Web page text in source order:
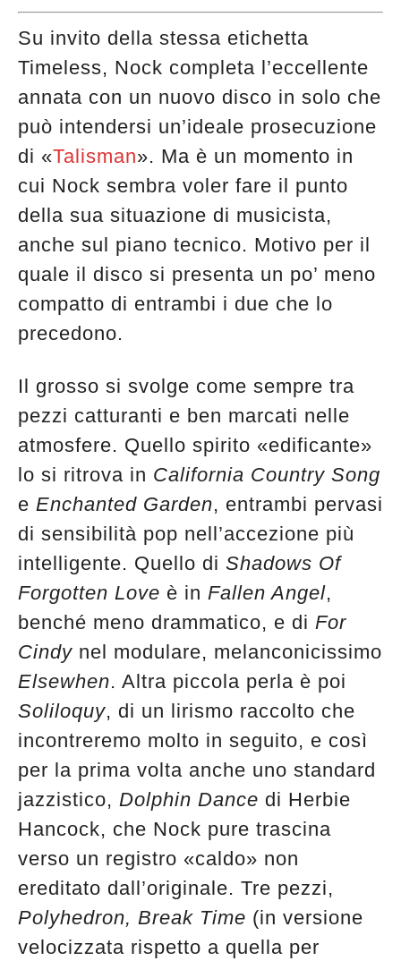
Musica Jazz di luglio 2026 è in
Su invito della stessa etichetta
Timeless, Nock completa l’eccellente
annata con un nuovo disco in solo che
può intendersi un’ideale prosecuzione
di «Talisman». Ma è un momento in
cui Nock sembra voler fare il punto
della sua situazione di musicista,
anche sul piano tecnico. Motivo per il
quale il disco si presenta un po’ meno
compatto di entrambi i due che lo
precedono.
Il grosso si svolge come sempre tra
pezzi catturanti e ben marcati nelle
atmosfere. Quello spirito «edificante»
lo si ritrova in California Country Song
e Enchanted Garden, entrambi pervasi
di sensibilità pop nell’accezione più
intelligente. Quello di Shadows Of
Forgotten Love è in Fallen Angel,
benché meno drammatico, e di For
Cindy nel modulare, melanconicissimo
Elsewhen. Altra piccola perla è poi
Soliloquy, di un lirismo raccolto che
incontreremo molto in seguito, e così
per la prima volta anche uno standard
jazzistico, Dolphin Dance di Herbie
Hancock, che Nock pure trascina
verso un registro «caldo» non
ereditato dall’originale. Tre pezzi,
Polyhedron, Break Time (in versione
velocizzata rispetto a quella per